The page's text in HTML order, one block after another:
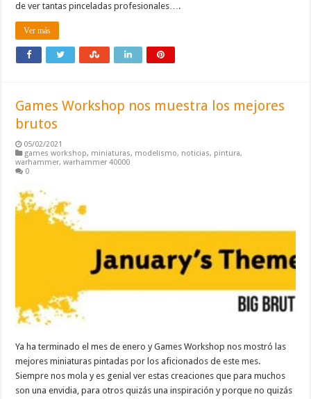
de ver tantas pinceladas profesionales….
Ver más
Games Workshop nos muestra los mejores
brutos
05/02/2021
games workshop, miniaturas, modelismo, noticias, pintura,
warhammer,warhammer 40000
0
Ya ha terminado el mes de enero y Games Workshop nos mostró las
mejores miniaturas pintadas por los aficionados de este mes.
Siempre nos mola y es genial ver estas creaciones que para muchos
son una envidia, para otros quizás una inspiración y porque no quizás